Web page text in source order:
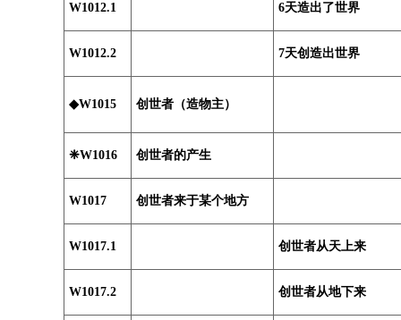
W1012.1 6天造出了世界
W1012.2 7天创造出世界
◆W1015 创世者（造物主）
❈W1016 创世者的产生
W1017 创世者来于某个地方
W1017.1 创世者从天上来
W1017.2 创世者从地下来